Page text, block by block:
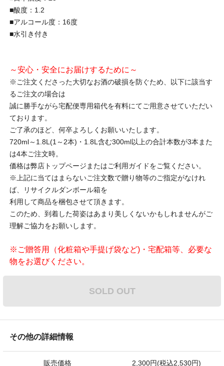
■酸度：1.2
■アルコール度：16度
■水引き付き
～安心・安全にお届けするために～
※ご注文くださった大切なお酒の破損を防ぐため、以下に該当す
るご注文の場合は
誠に勝手ながら宅配便専用箱代を有料にてご用意させていただい
ております。
ご了承のほど、何卒よろしくお願いいたします。
720ml～1.8L(1～2本)・1.8L含む300ml以上の合計本数が3本また
は4本ご注文時。
価格は弊店トップページまたはご利用ガイドをご覧ください。
※上記に当てはまらないご注文数で贈り物等のご指定がなけれ
ば、リサイクルダンボール箱を
利用して商品を梱包させて頂きます。
このため、到着した荷姿はあまり美しくないかもしれませんがご
理解ご協力をお願いします。
※ご贈答用（化粧箱や手提げ袋など)・宅配箱等、必要な
物をお選びください。
SOLD OUT
その他の詳細情報
販売価格 2,300円(税込2,530円)